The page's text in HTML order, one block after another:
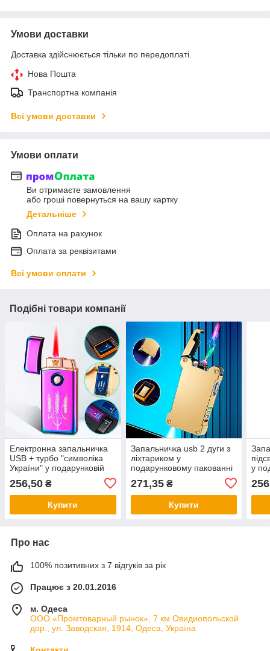
Умови доставки
Доставка здійснюється тільки по передоплаті.
Нова Пошта
Транспортна компанія
Всі умови доставки
Умови оплати
Ви отримаєте замовлення
або гроші повернуться на вашу картку
Детальніше
Оплата на рахунок
Оплата за реквізитами
Всі умови оплати
Подібні товари компанії
Електронна запальничка
USB + турбо "символіка
України" у подарунковій
256,50 ₴
Купити
Запальничка usb 2 дуги з
ліхтариком у
подарунковому пакованні
271,35₴
Купити
у
Про нас
100% позитивних з 7 відгуків за рік
Працює з 20.01.2016
м. Одеса
ООО «Промтоварный рынок», 7 км Овидиопольской
дор., ул. Заводская, 1914, Одеса, Україна